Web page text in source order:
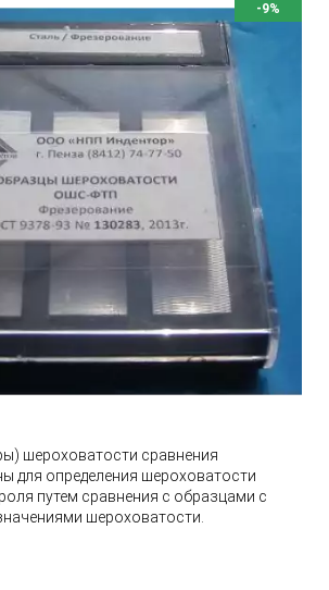
-9%
шероховатости сравнения
для определения шероховатости
путем сравнения с образцами с
шероховатости.